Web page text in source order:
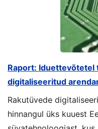
Raport: Iduettevõtetel
digitaliseeritud
Rakutüvede
hinnangul üks kuuest